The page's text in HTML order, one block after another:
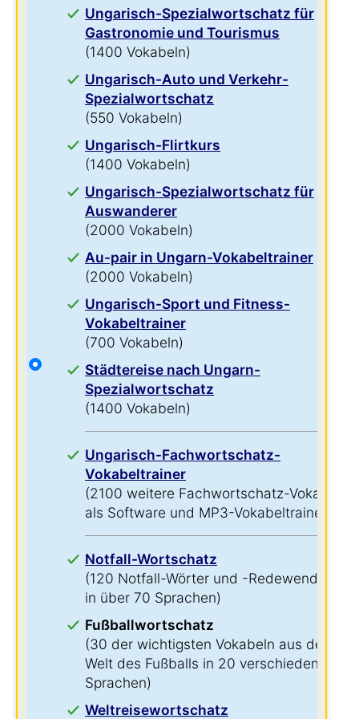
Ungarisch-Spezialwortschatz für
Gastronomie und Tourismus
(1400 Vokabeln)
Ungarisch-Auto und Verkehr-
Spezialwortschatz
(550 Vokabeln)
Ungarisch-Flirtkurs
(1400 Vokabeln)
Ungarisch-Spezialwortschatz für
Auswanderer
(2000 Vokabeln)
Au-pair in Ungarn-Vokabeltrainer
(2000 Vokabeln)
Ungarisch-Sport und Fitness-
Vokabeltrainer
(700 Vokabeln)
Städtereise nach Ungarn-
Spezialwortschatz
(1400 Vokabeln)
Ungarisch-Fachwortschatz-
Vokabeltrainer
(2100 weitere Fachwortschatz-Vokabeln
als Software und MP3-Vokabeltrainer)
Notfall-Wortschatz
(120 Notfall-Wörter und -Redewendungen
in über 70 Sprachen)
Fußballwortschatz
(30 der wichtigsten Vokabeln aus der
Welt des Fußballs in 20 verschiedenen
Sprachen)
Weltreisewortschatz